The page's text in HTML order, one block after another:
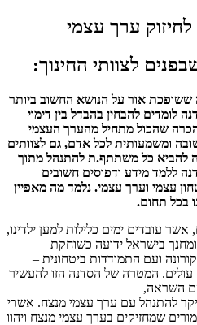
ערך עצמי
לצוותי החינוך:
ששופכת אור על הנושא החשוב ביותר
לומדים להבחין בהבדל בין דימוי
שהכול מתחיל מהערך העצמי
ומשמעותית לכל אדם, גם לצוותים
להביא כל משתתף.ת להתנהל מתוך
ללמד מידע ודפוסים חשובים
עצמי וערך עצמי. נלמד מה מאפיין
בכל תחום.
אשר עובדים ימים כלילות למען ילדינו,
בישראל ידועה כשוחקת
ועם התמודדות ביטחונית –
המטרה של הסדנה הזו להעשיר
השראה,
להתנהל עם ערך עצמי מנצח. אשרי
שמחזיקים בערך עצמי מנצח ויהוו